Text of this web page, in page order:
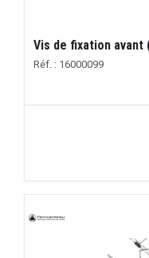
Vis de fixation avant
Réf. : 16000099